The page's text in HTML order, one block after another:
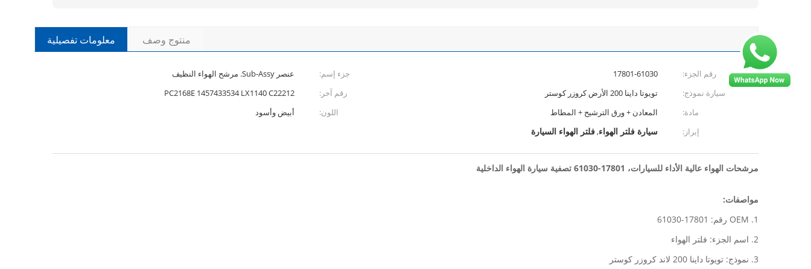
معلومات تفصيلية منتوج وصف
رقم الجزء: 17801-61030 جزء إسم:
عنصر Sub-Assy. مرشح الهواء النظيف
سيارة نموذج:
تويوتا داينا 200 الأرض كروزر كوستر رقم آخر:
PC2168E 1457433534 LX1140 C22212
مادة:
المعادن + ورق الترشيح + المطاط اللون:
أبيض وأسود
إبراز:
سيارة فلتر الهواء,فلتر الهواء السيارة
مرشحات الهواء عالية الأداء للسيارات، 17801-61030 تصفية سيارة الهواء الداخلية
مواصفات:
1. OEM رقم: 17801-61030
2. اسم الجزء: فلتر الهواء
3. نموذج: تويوتا داينا 200 لاند كروزر كوستر